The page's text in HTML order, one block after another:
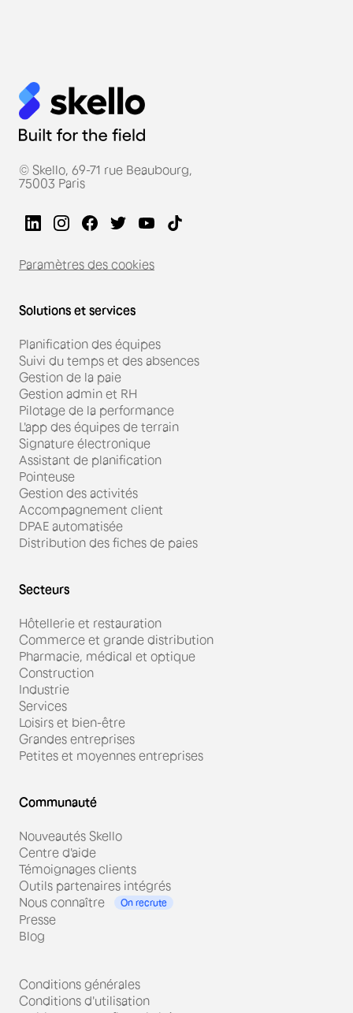
© Skello, 69-71 rue Beaubourg,
75003 Paris
Paramètres des cookies
Solutions et services
Planification des équipes
Suivi du temps et des absences
Gestion de la paie
Gestion admin et RH
Pilotage de la performance
L'app des équipes de terrain
Signature électronique
Assistant de planification
Pointeuse
Gestion des activités
Accompagnement client
DPAE automatisée
Distribution des fiches de paies
Secteurs
Hôtellerie et restauration
Commerce et grande distribution
Pharmacie, médical et optique
Construction
Industrie
Services
Loisirs et bien-être
Grandes entreprises
Petites et moyennes entreprises
Communauté
Nouveautés Skello
Centre d'aide
Témoignages clients
Outils partenaires intégrés
Nous connaître
On recrute
Presse
Blog
Conditions générales
Conditions d'utilisation